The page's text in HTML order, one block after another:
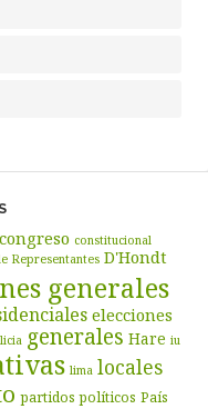
congreso constitucional
Representantes D'Hondt
generales
elecciones
generales Hare iu
lima locales
partidos políticos País